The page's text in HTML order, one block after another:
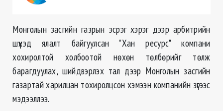
Монголын засгийн газрын эсрэг хэрэг дээр арбитрийн
шүүхэд ялалт байгуулсан "Хан ресурс" компани
хохиролтой холбоотой нөхөн төлбөрийг төлж
барагдуулах, шийдвэрлэх тал дээр Монголын засгийн
газартай харилцан тохиролцсон хэмээн компанийн зүгээс
мэдээллээ.